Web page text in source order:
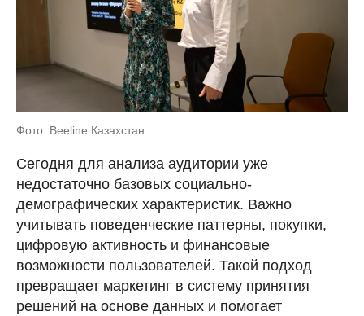
Фото: Beeline Казахстан
Сегодня для анализа аудитории уже
недостаточно базовых социально-
демографических характеристик. Важно
учитывать поведенческие паттерны, покупки,
цифровую активность и финансовые
возможности пользователей. Такой подход
превращает маркетинг в систему принятия
решений на основе данных и помогает